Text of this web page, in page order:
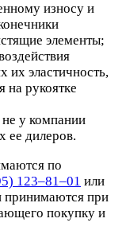
износу и
элементы;
эластичность,
на рукоятке
у компании
ее дилеров.
по
123–81–01 или
принимаются при
покупку и